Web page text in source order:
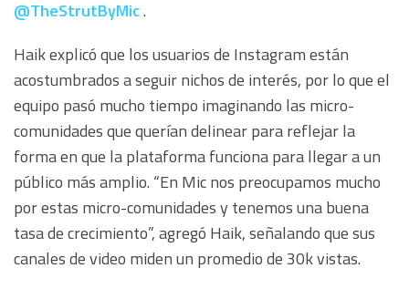
@TheStrutByMic.
Haik explicó que los usuarios de Instagram están
acostumbrados a seguir nichos de interés, por lo que el
equipo pasó mucho tiempo imaginando las micro-
comunidades que querían delinear para reflejar la
forma en que la plataforma funciona para llegar a un
público más amplio. “En Mic nos preocupamos mucho
por estas micro-comunidades y tenemos una buena
tasa de crecimiento”, agregó Haik, señalando que sus
canales de video miden un promedio de 30k vistas.